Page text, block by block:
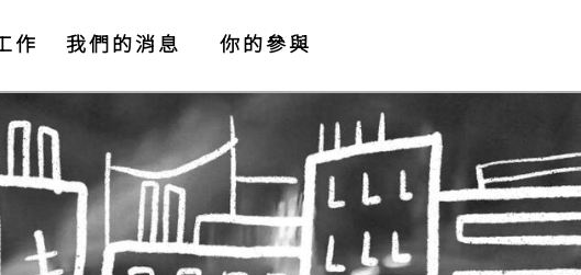
作 我們的消息 你的參與